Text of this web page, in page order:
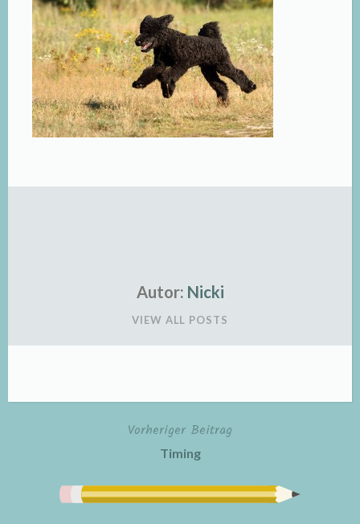
Autor: Nicki
VIEW ALL POSTS
BeitragsnavigationVorheriger Beitrag
Timing